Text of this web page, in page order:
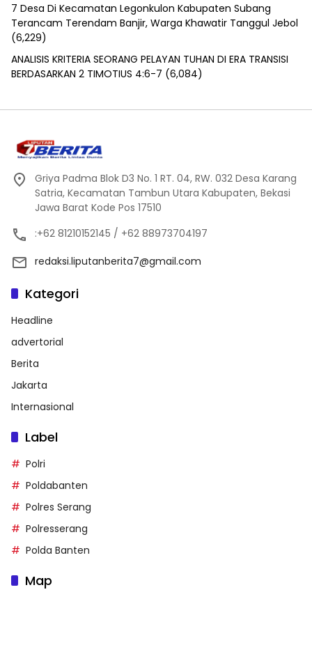
7 Desa Di Kecamatan Legonkulon Kabupaten Subang
Terancam Terendam Banjir, Warga Khawatir Tanggul Jebol
(6,229)
ANALISIS KRITERIA SEORANG PELAYAN TUHAN DI ERA TRANSISI
BERDASARKAN 2 TIMOTIUS 4:6-7 (6,084)
Griya Padma Blok D3 No. 1 RT. 04, RW. 032 Desa Karang
Satria, Kecamatan Tambun Utara Kabupaten, Bekasi
Jawa Barat Kode Pos 17510
:+62 81210152145 / +62 88973704197
redaksi.liputanberita7@gmail.com
Kategori
Headline
advertorial
Berita
Jakarta
Internasional
Label
Polri
Poldabanten
Polres Serang
Polresserang
Polda Banten
Map